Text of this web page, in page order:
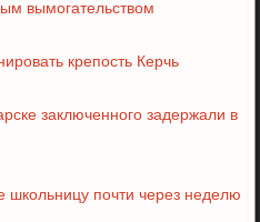
вымогательством
крепость Керчь
заключенного задержали в
почти через неделю